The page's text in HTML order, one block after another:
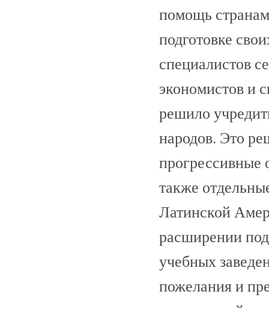
помощь
подготовке
специалистов
экономистов и
решило
народов. Это
прогрессивные
также
Латинской
расширении
учебных
пожелания и